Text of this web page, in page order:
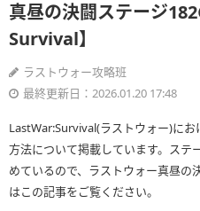
真昼の決闘ステージ
Survival】
ラストウォー攻略班
最終更新日：2026.01.20 17:48
LastWar:Survival(ラストウォー)に
方法について掲載しています。ステ
めているので、ラストウォー真昼の
はこの記事をご覧ください。